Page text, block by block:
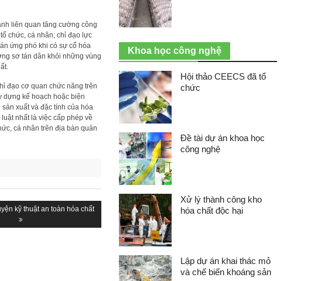
liên quan tăng cường công
chức, cá nhân; chỉ đạo lực
ứng phó khi có sự cố hóa
sơ tán dân khỏi những vùng
đạo cơ quan chức năng trên
dựng kế hoạch hoặc biện
xuất và đặc tính của hóa
nhất là việc cấp phép về
cá nhân trên địa bàn quản
kỹ thuật an toàn hóa chất
Khoa học công nghệ
Hội thảo CEECS đã tổ
chức
Đề tài dự án khoa học
công nghệ
Xử lý thành công kho
hóa chất độc hại
Lập dự án khai thác mỏ
và chế biến khoáng sản